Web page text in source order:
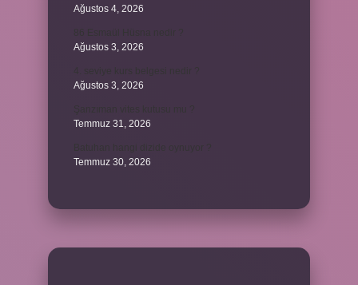
Ağustos 4, 2026
Ağustos 3, 2026
Ağustos 3, 2026
Temmuz 31, 2026
Temmuz 30, 2026